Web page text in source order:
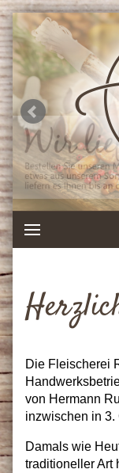
Die Fleischerei
von Hermann
inzwischen in 3.
Damals wie
traditioneller Art